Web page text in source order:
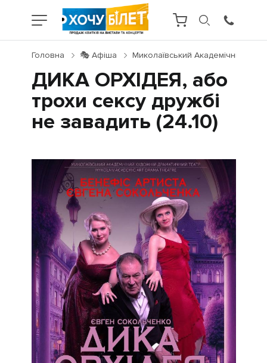
Головна 🎭 Афіша Миколаївський Академічний
ДИКА ОРХІДЕЯ, або
трохи сексу дружбі
не завадить (24.10)